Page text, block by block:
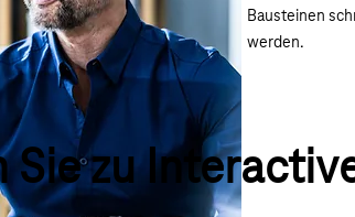
Bausteinen
werden.
zu